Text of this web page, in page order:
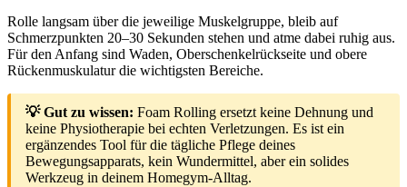
Rolle langsam über die jeweilige Muskelgruppe, bleib auf
Schmerzpunkten 20–30 Sekunden stehen und atme dabei ruhig aus.
Für den Anfang sind Waden, Oberschenkelrückseite und obere
Rückenmuskulatur die wichtigsten Bereiche.
💡 Gut zu wissen: Foam Rolling ersetzt keine Dehnung und
keine Physiotherapie bei echten Verletzungen. Es ist ein
ergänzendes Tool für die tägliche Pflege deines
Bewegungsapparats, kein Wundermittel, aber ein solides
Werkzeug in deinem Homegym-Alltag.